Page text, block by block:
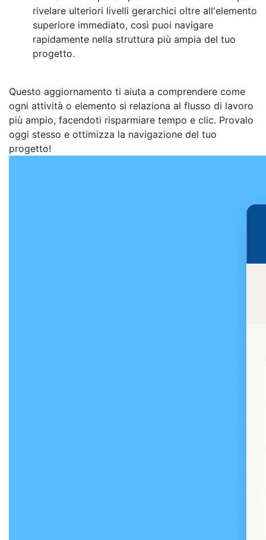
rivelare ulteriori livelli gerarchici oltre all'elemento
superiore immediato, così puoi navigare
rapidamente nella struttura più ampia del tuo
progetto.
Questo aggiornamento ti aiuta a comprendere come
ogni attività o elemento si relaziona al flusso di lavoro
più ampio, facendoti risparmiare tempo e clic. Provalo
oggi stesso e ottimizza la navigazione del tuo
progetto!